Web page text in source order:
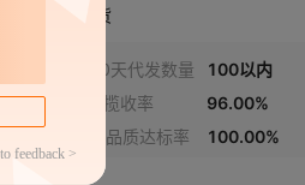
官方仓退货
近30天代发数量 100以内
24h揽收率 96.00%
代发品质达标率 100.00%